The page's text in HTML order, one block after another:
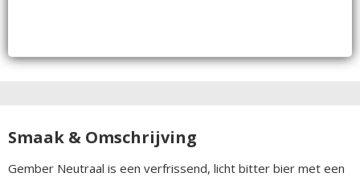
Smaak & Omschrijving
Gember Neutraal is een verfrissend, licht bitter bier met een